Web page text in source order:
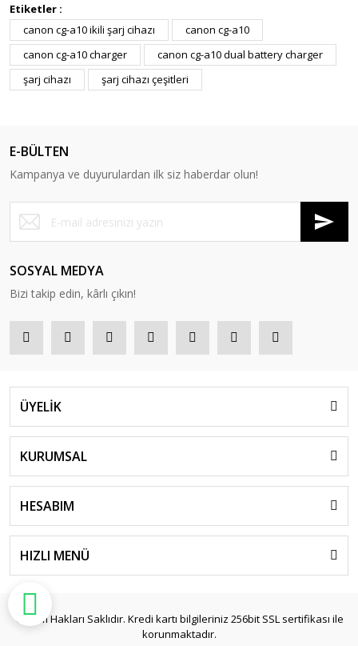
Etiketler :
canon cg-a10 ikili şarj cihazı
canon cg-a10
canon cg-a10 charger
canon cg-a10 dual battery charger
şarj cihazı
şarj cihazı çeşitleri
E-BÜLTEN
Kampanya ve duyurulardan ilk siz haberdar olun!
SOSYAL MEDYA
Bizi takip edin, kârlı çıkın!
ÜYELİK
KURUMSAL
HESABIM
HIZLI MENÜ
© Tüm Hakları Saklıdır. Kredi kartı bilgileriniz 256bit SSL sertifikası ile
korunmaktadır.